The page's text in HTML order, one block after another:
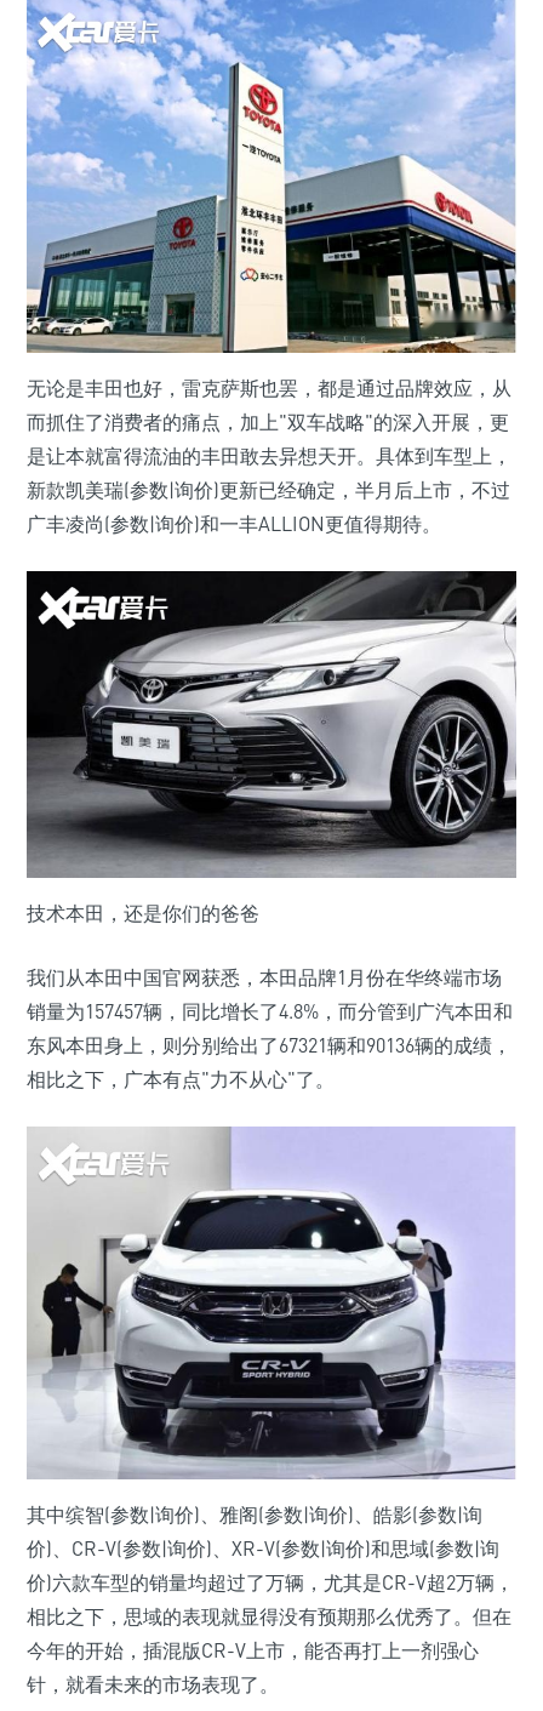
无论是丰田也好，雷克萨斯也罢，都是通过品牌效应，从
而抓住了消费者的痛点，加上"双车战略"的深入开展，更
是让本就富得流油的丰田敢去异想天开。具体到车型上，
新款凯美瑞(参数|询价)更新已经确定，半月后上市，不过
广丰凌尚(参数|询价)和一丰ALLION更值得期待。
技术本田，还是你们的爸爸
我们从本田中国官网获悉，本田品牌1月份在华终端市场
销量为157457辆，同比增长了4.8%，而分管到广汽本田和
东风本田身上，则分别给出了67321辆和90136辆的成绩，
相比之下，广本有点"力不从心"了。
其中缤智(参数|询价)、雅阁(参数|询价)、皓影(参数|询
价)、CR-V(参数|询价)、XR-V(参数|询价)和思域(参数|询
价)六款车型的销量均超过了万辆，尤其是CR-V超2万辆，
相比之下，思域的表现就显得没有预期那么优秀了。但在
今年的开始，插混版CR-V上市，能否再打上一剂强心
针，就看未来的市场表现了。